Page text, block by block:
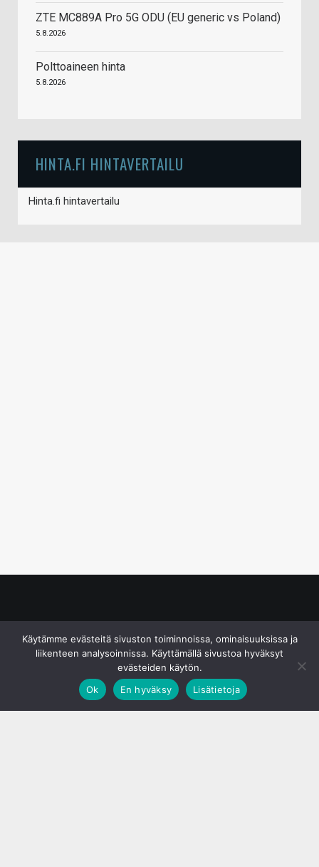
ZTE MC889A Pro 5G ODU (EU generic vs Poland)
5.8.2026
Polttoaineen hinta
5.8.2026
HINTA.FI HINTAVERTAILU
Hinta.fi hintavertailu
Käytämme evästeitä sivuston toiminnoissa, ominaisuuksissa ja
liikenteen analysoinnissa. Käyttämällä sivustoa hyväksyt
evästeiden käytön.
Ok
En hyväksy Lisätietoja